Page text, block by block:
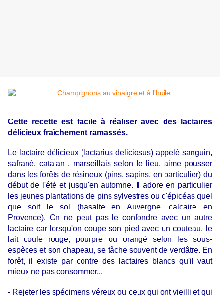
Cette recette est facile à réaliser avec des lactaires
délicieux fraîchement ramassés.
Le lactaire délicieux (lactarius deliciosus) appelé sanguin,
safrané, catalan , marseillais selon le lieu, aime pousser
dans les forêts de résineux (pins, sapins, en particulier) du
début de l'été et jusqu'en automne. Il adore en particulier
les jeunes plantations de pins sylvestres ou d'épicéas quel
que soit le sol (basalte en Auvergne, calcaire en
Provence). On ne peut pas le confondre avec un autre
lactaire car lorsqu'on coupe son pied avec un couteau, le
lait coule rouge, pourpre ou orangé selon les sous-
espèces et son chapeau, se tâche souvent de verdâtre. En
forêt, il existe par contre des lactaires blancs qu'il vaut
mieux ne pas consommer...
- Rejeter les spécimens véreux ou ceux qui ont vieilli et qui